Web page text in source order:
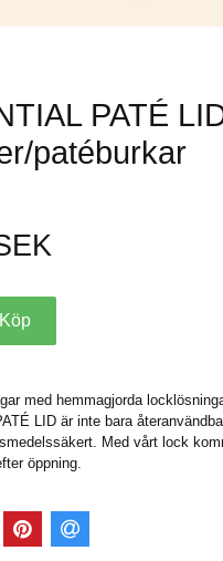
PATÉ
patéburkar
med hemmagjorda
LID är inte bara
Med vårt lock
öppning.